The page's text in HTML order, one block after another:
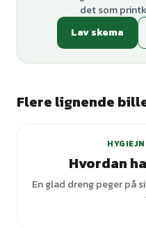
det som
Lav skema
Flere lignende
Hvordan
En glad dreng peger på